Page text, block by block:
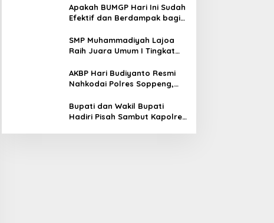
Tegaskan Komitmen
Pelayanan Transparan,
Apakah BUMGP Hari Ini Sudah
Efektif dan Berdampak bagi
SMP Muhammadiyah Lajoa
Raih Juara Umum I Tingkat
Perkemahan Hari Pramuka
ke-65 Kwarcab Soppeng
AKBP Hari Budiyanto Resmi
Nahkodai Polres Soppeng,
Hadiri Pisah Sambut
Bupati dan Wakil Bupati
Hadiri Pisah Sambut Kapolres